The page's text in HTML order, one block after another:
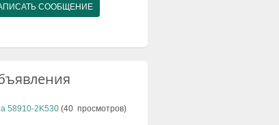
СООБЩЕНИЕ
58910-2K530 (40 просмотров)